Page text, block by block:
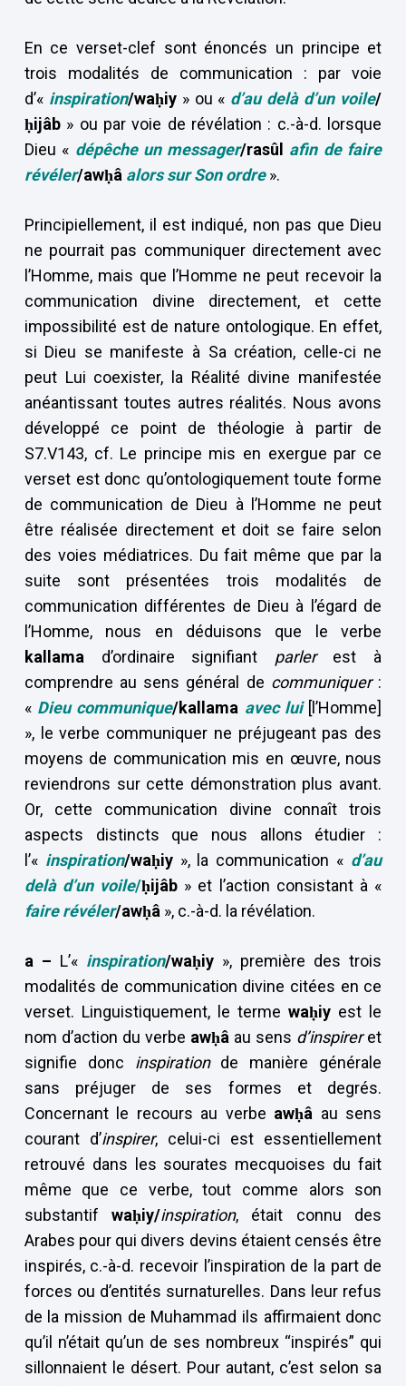
En ce verset-clef sont énoncés un principe et
trois modalités de communication : par voie
d’« inspiration/waḥiy » ou « d’au delà d’un voile/
ḥijâb » ou par voie de révélation : c.-à-d. lorsque
Dieu « dépêche un messager/rasûl
afin de faire
révéler/awḥâ alors sur Son ordre».
Principiellement, il est indiqué, non pas que Dieu
ne pourrait pas communiquer directement avec
l’Homme, mais que l’Homme ne peut recevoir la
communication divine directement, et cette
impossibilité est de nature ontologique. En effet,
si Dieu se manifeste à Sa création, celle-ci ne
peut Lui coexister, la Réalité divine manifestée
anéantissant toutes autres réalités. Nous avons
développé ce point de théologie à partir de
S7.V143, cf. Le principe mis en exergue par ce
verset est donc qu’ontologiquement toute forme
de communication de Dieu à l’Homme ne peut
être réalisée directement et doit se faire selon
des voies médiatrices. Du fait même que par la
suite sont présentées trois modalités de
communication différentes de Dieu à l’égard de
l’Homme, nous en déduisons que le verbe
kallama d’ordinaire signifiant parlerest à
comprendre au sens général de communiquer:
« Dieu communique/kallama avec lui [l’Homme]
», le verbe communiquer ne préjugeant pas des
moyens de communication mis en œuvre, nous
reviendrons sur cette démonstration plus avant.
Or, cette communication divine connaît trois
aspects distincts que nous allons étudier :
l’« inspiration/waḥiy », la communication « d’au
delà d’un voile/ḥijâb » et l’action consistant à «
faire révéler/awḥâ », c.-à-d. la révélation.
a – L’« inspiration/waḥiy », première des trois
modalités de communication divine citées en ce
verset. Linguistiquement, le terme waḥiy est le
nom d’action du verbe awḥâ au sens d’inspireret
signifie donc inspirationde manière générale
sans préjuger de ses formes et degrés.
Concernant le recours au verbe awḥâ au sens
courant d’inspirer, celui-ci est essentiellement
retrouvé dans les sourates mecquoises du fait
même que ce verbe, tout comme alors son
substantifwaḥiy/inspiration, était connu des
Arabes pour qui divers devins étaient censés être
inspirés, c.-à-d. recevoir l’inspiration de la part de
forces ou d’entités surnaturelles. Dans leur refus
de la mission de Muhammad ils affirmaient donc
qu’il n’était qu’un de ses nombreux “inspirés” qui
sillonnaient le désert. Pour autant, c’est selon sa